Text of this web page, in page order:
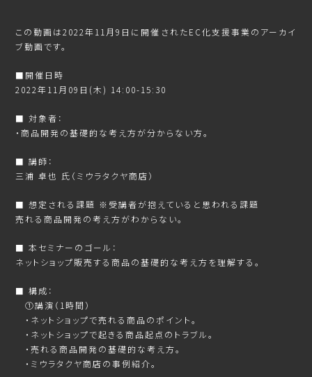
この動画は2022年11月9日に開催されたEC化支援事業のアーカイ
ブ動画です。
■開催日時
2022年11月09日(木) 14:00-15:30
■ 対象者：
・商品開発の基礎的な考え方が分からない方。
■ 講師：
三浦 卓也 氏（ミウラタクヤ商店）
■ 想定される課題 ※受講者が抱えていると思われる課題
売れる商品開発の考え方がわからない。
■ 本セミナーのゴール：
ネットショップ販売する商品の基礎的な考え方を理解する。
■ 構成：
①講演（1時間）
・ネットショップで売れる商品のポイント。
・ネットショップで起きる商品起点のトラブル。
・売れる商品開発の基礎的な考え方。
・ミウラタクヤ商店の事例紹介。